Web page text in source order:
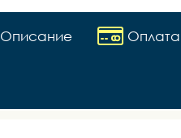
Описание Оплата